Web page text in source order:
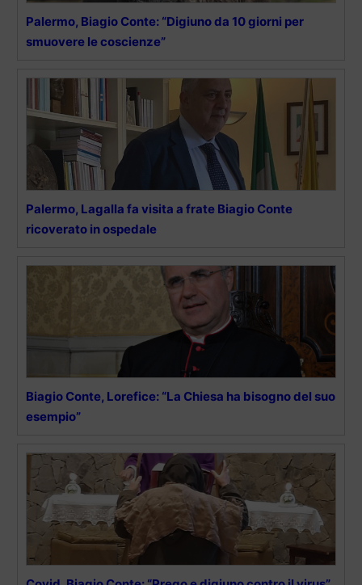
Palermo, Biagio Conte: “Digiuno da 10 giorni per
smuovere le coscienze”
Palermo, Lagalla fa visita a frate Biagio Conte
ricoverato in ospedale
Biagio Conte, Lorefice: “La Chiesa ha bisogno del suo
esempio”